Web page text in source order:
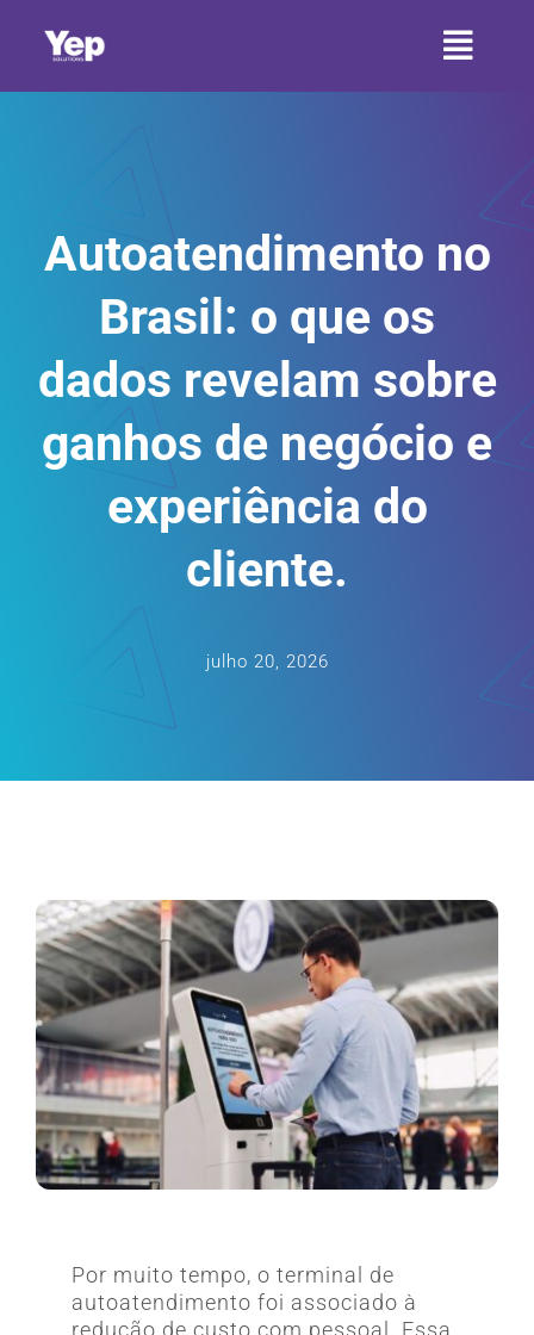
para
conteúdo
SETORES
SERVIÇOS
PRODUTOS
CONTATO
ARTIGOS
CARREIRA
Autoatendimento no
Brasil: o que os
dados revelam sobre
ganhos de negócio e
experiência do
cliente.
julho 20, 2026
Por muito tempo, o terminal de
autoatendimento foi associado à
redução de custo com pessoal. Essa